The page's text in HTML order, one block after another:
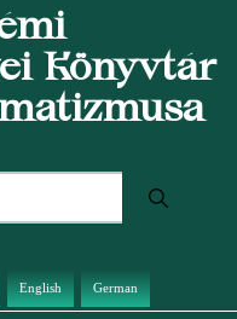
Könyvtár
English German